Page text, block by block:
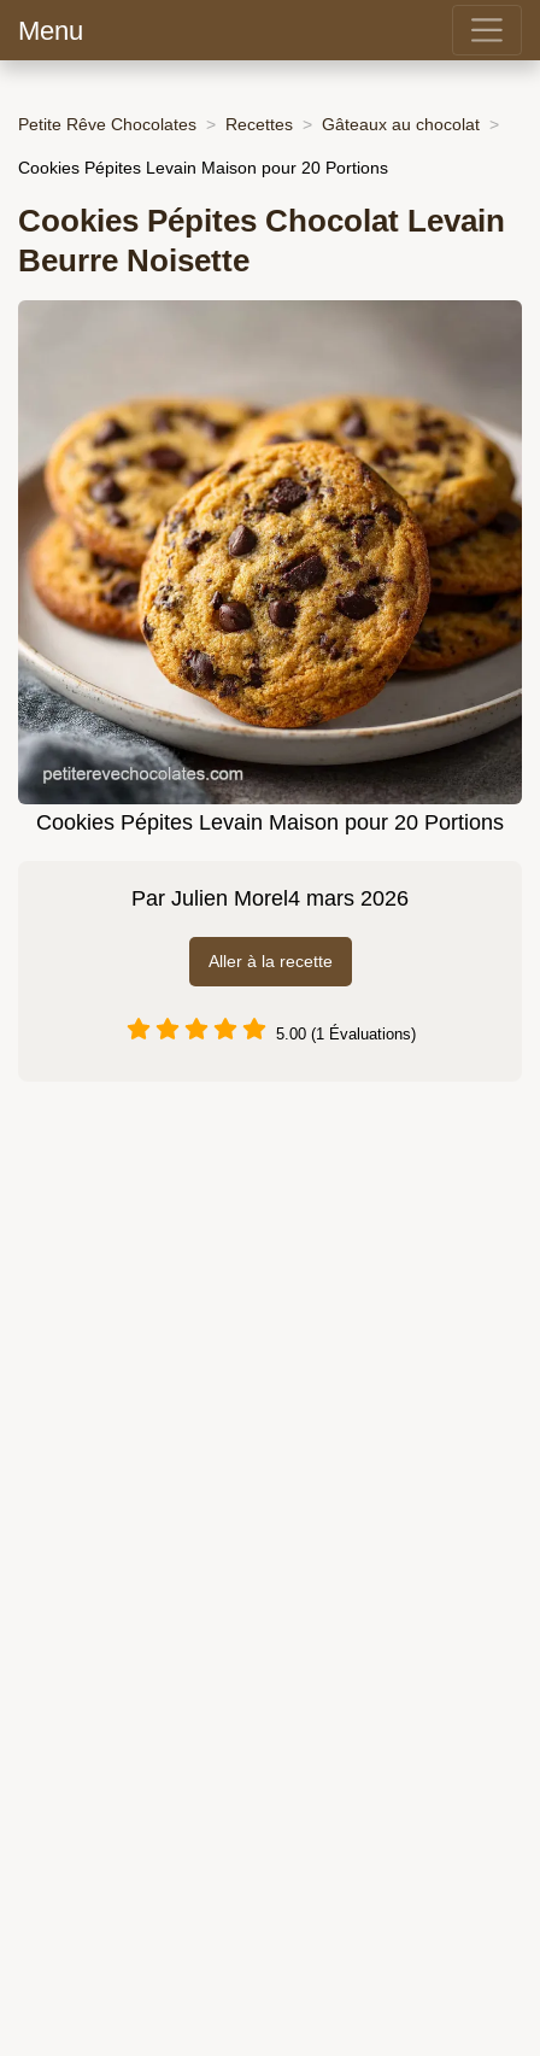
Menu
Petite Rêve Chocolates Recettes Gâteaux au chocolat
Cookies Pépites Levain Maison pour 20 Portions
Cookies Pépites Chocolat Levain
Beurre Noisette
Cookies Pépites Levain Maison pour 20 Portions
Par Julien Morel 4 mars 2026
Aller à la recette
5.00 (1 Évaluations)